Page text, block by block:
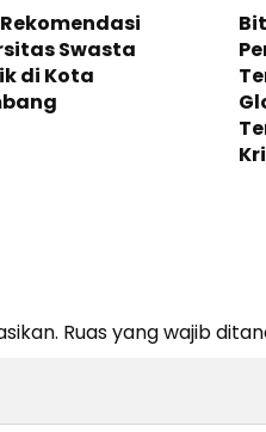
Swasta
di Kota
Ruas yang wajib